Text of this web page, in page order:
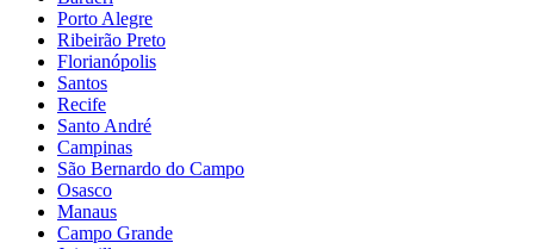
Porto Alegre
Ribeirão Preto
Florianópolis
Santos
Recife
Santo André
Campinas
São Bernardo do Campo
Osasco
Manaus
Campo Grande